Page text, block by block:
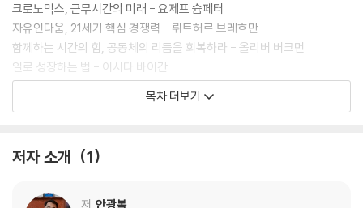
크로노믹스, 근무시간의 미래 - 요제프 슘페터
자유인다움, 21세기 핵심 경쟁력 - 뤼트허르 브레흐만
함께하는 시간의 힘, 공동체의 리듬을 회복하라 - 올리버 버크먼
일로 성장하는 법 - 이시다 바이간
2장 가상현실이 만드는 현실 ─ 이미지와 입말이 이끄는 문명의 미래
다시, 구어 문명으로 - 마셜 매클루언
영상 시대, 이미지에 휘둘리지 않는 법 - 발터 베냐민
목차 더보기
저자 소개 1
저 안광복